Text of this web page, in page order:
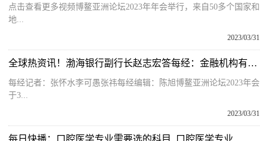
点击查看更多视频博鳌亚洲论坛2023年年会举行，来自50多个国家和
地...
2023/03/31
全球热资讯！渤海银行副行长赵志宏答每经：金融机构有责任推进绿色金融，应将低碳生活方式和金融消费相结合
每经记者：张怀水李可愚张祎每经编辑：陈旭博鳌亚洲论坛2023年会
于3...
2023/03/31